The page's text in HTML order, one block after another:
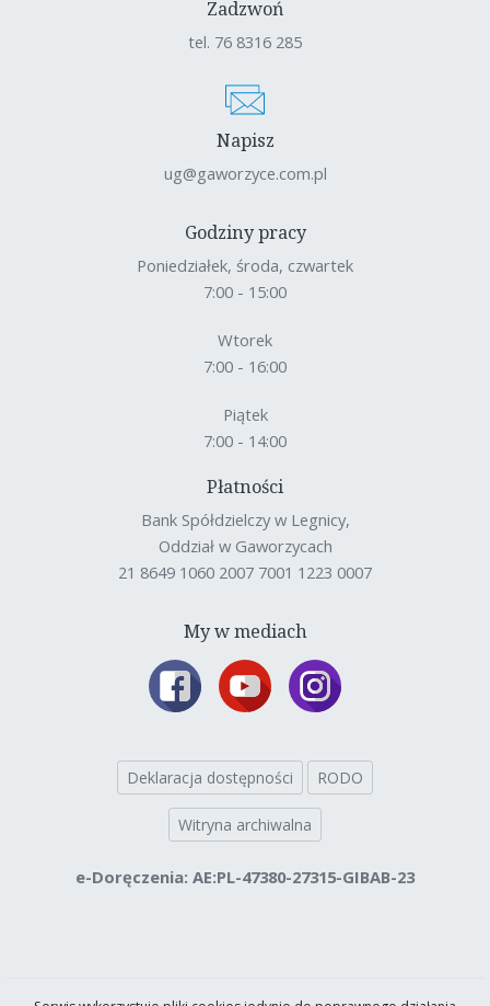
Zadzwoń
tel. 76 8316 285
Napisz
ug@gaworzyce.com.pl
Godziny pracy
Poniedziałek, środa, czwartek
7:00 - 15:00
Wtorek
7:00 - 16:00
Piątek
7:00 - 14:00
Płatności
Bank Spółdzielczy w Legnicy,
Oddział w Gaworzycach
21 8649 1060 2007 7001 1223 0007
My w mediach
Deklaracja dostępności RODO
Witryna archiwalna
e-Doręczenia: AE:PL-47380-27315-GIBAB-23